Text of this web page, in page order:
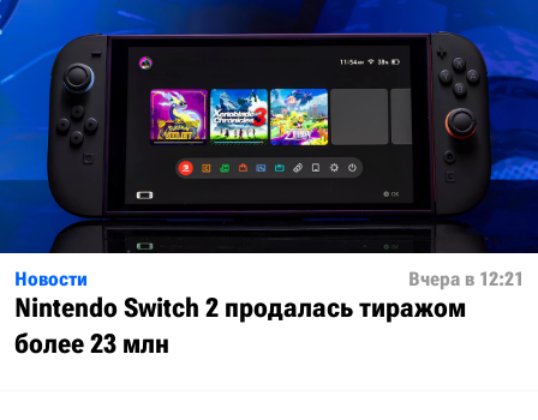
Новости Вчера в 12:21
Nintendo Switch 2 продалась тиражом
более 23 млн